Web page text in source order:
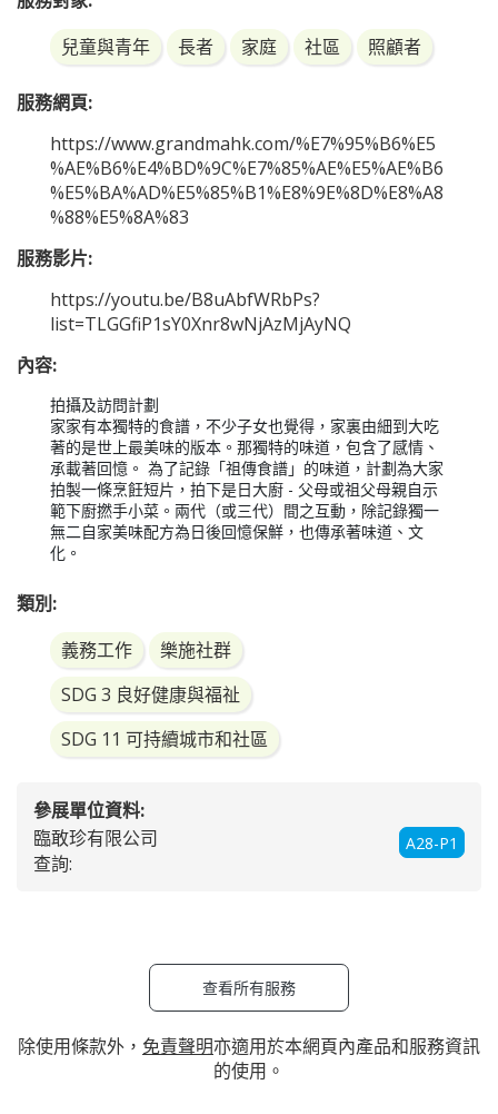
兒童與青年
長者 家庭 社區 照顧者
服務網頁:
https://www.grandmahk.com/%E7%95%B6%E5
%AE%B6%E4%BD%9C%E7%85%AE%E5%AE%B6
%E5%BA%AD%E5%85%B1%E8%9E%8D%E8%A8
%88%E5%8A%83
服務影片:
https://youtu.be/B8uAbfWRbPs?
list=TLGGfiP1sY0Xnr8wNjAzMjAyNQ
內容:
拍攝及訪問計劃
家家有本獨特的食譜，不少子女也覺得，家裏由細到大吃
著的是世上最美味的版本。那獨特的味道，包含了感情、
承載著回憶。 為了記錄「祖傳食譜」的味道，計劃為大家
拍製一條烹飪短片，拍下是日大廚 - 父母或祖父母親自示
範下廚撚手小菜。兩代（或三代）間之互動，除記錄獨一
無二自家美味配方為日後回憶保鮮，也傳承著味道、文
化。
類別:
義務工作
樂施社群
SDG 3 良好健康與福祉
SDG 11 可持續城市和社區
參展單位資料:
A28-P1
臨敢珍有限公司
查詢:
查看所有服務
除使用條款外， 免責聲明亦適用於本網頁內產品和服務資訊
的使用。